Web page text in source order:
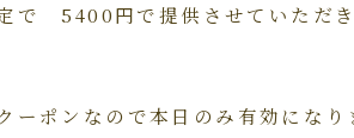
で 5400円で提供させていただき
ーポンなので本日のみ有効にな